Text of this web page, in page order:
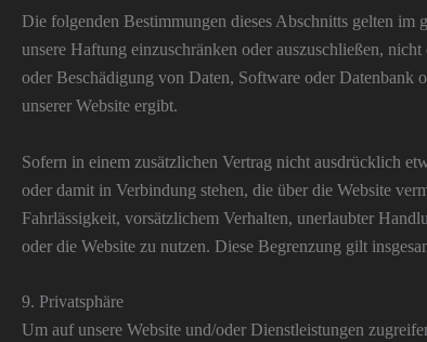
Die folgenden Bestimmungen dieses Abschnitts gelten
unsere Haftung einzuschränken oder auszuschließen,
oder Beschädigung von Daten, Software oder Datenbank
unserer Website ergibt.
Sofern in einem zusätzlichen Vertrag nicht ausdrücklich
oder damit in Verbindung stehen, die über die Website
Fahrlässigkeit, vorsätzlichem Verhalten, unerlaubter
oder die Website zu nutzen. Diese Begrenzung gilt
9. Privatsphäre
Um auf unsere Website und/oder Dienstleistungen